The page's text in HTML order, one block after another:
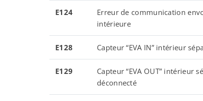
E124
Erreur de communication
intérieure
E128 Capteur “EVA IN” intérieur
E129
Capteur “EVA OUT” intérieur
déconnecté